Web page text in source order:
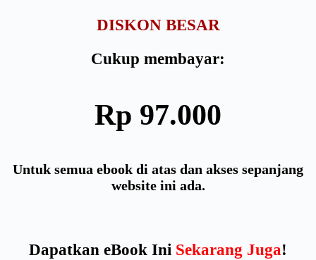
DISKON BESAR
Cukup membayar:
Rp 97.000
Untuk semua ebook di atas dan akses sepanjang
website ini ada.
Dapatkan eBook Ini Sekarang Juga!